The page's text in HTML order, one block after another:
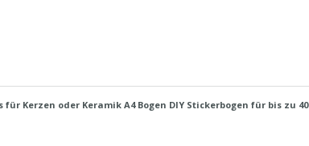
Kerzen oder Keramik A4 Bogen DIY Stickerbogen für bis zu 40